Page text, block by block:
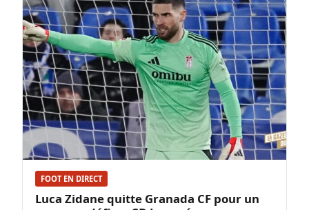
FOOT EN DIRECT
Luca Zidane quitte Granada CF pour un